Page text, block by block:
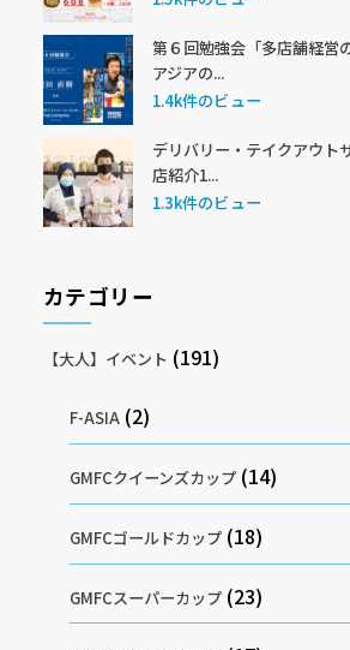
第６回勉強会「多店舗経営
アジアの...
1.4k件のビュー
デリバリー・テイクアウト
店紹介1...
1.3k件のビュー
カテゴリー
【大人】イベント (191)
F-ASIA (2)
GMFCクイーンズカップ (14)
GMFCゴールドカップ (18)
GMFCスーパーカップ (23)